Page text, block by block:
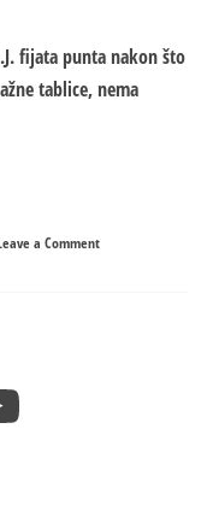
fijata punta nakon što
tablice, nema
a Commenton